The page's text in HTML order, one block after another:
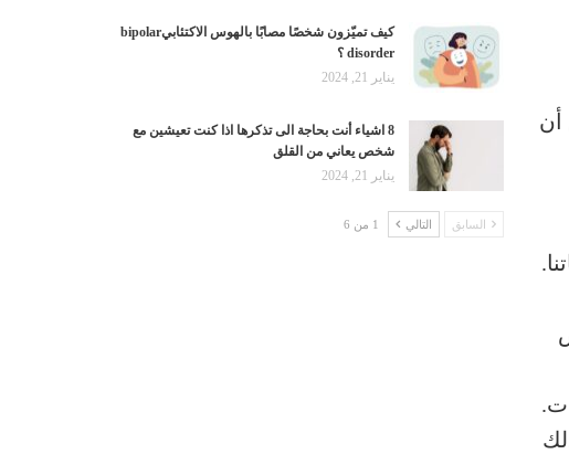
أن
كيف تميّزون شخصًا مصابًا بالهوس الاكتئابيbipolar
disorder ؟
يناير 21, 2024
8 اشياء أنت بحاجة الى تذكرها اذا كنت تعيشين مع
شخص يعاني من القلق
يناير 21, 2024
السابق التالي 1 من 6